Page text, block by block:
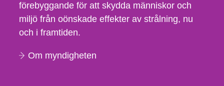
förebyggande för att skydda människor och
miljö från oönskade effekter av strålning, nu
och i framtiden.
Om myndigheten